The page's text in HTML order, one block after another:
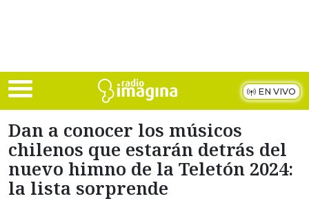
EN VIVO
Dan a conocer los músicos
chilenos que estarán detrás del
nuevo himno de la Teletón 2024:
la lista sorprende